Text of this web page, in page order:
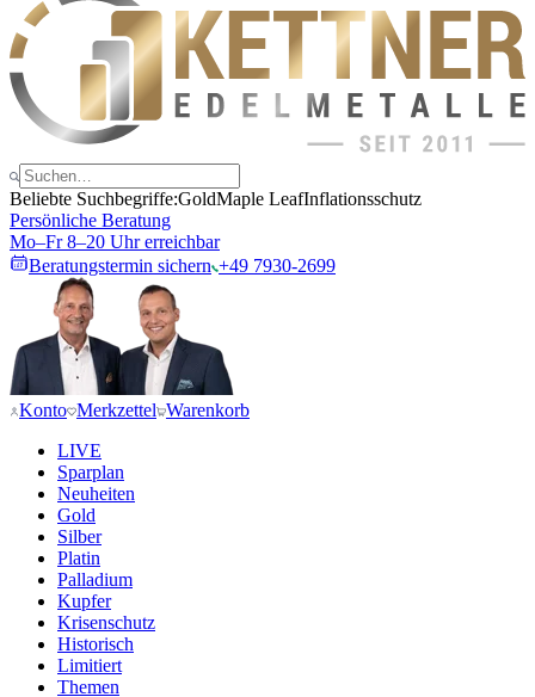
Beliebte Suchbegriffe:GoldMaple LeafInflationsschutz
Persönliche Beratung
Mo–Fr 8–20 Uhr erreichbar
Beratungstermin sichern +49 7930-2699
Konto Merkzettel Warenkorb
LIVE
Sparplan
Neuheiten
Gold
Silber
Platin
Palladium
Kupfer
Krisenschutz
Historisch
Limitiert
Themen